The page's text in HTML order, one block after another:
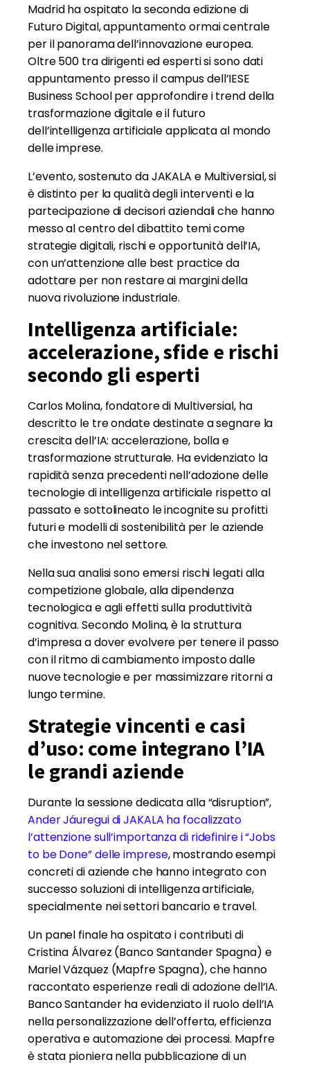
Madrid ha ospitato la seconda edizione di
Futuro Digital, appuntamento ormai centrale
per il panorama dell’innovazione europea.
Oltre 500 tra dirigenti ed esperti si sono dati
appuntamento presso il campus dell’IESE
Business School per approfondire i trend della
trasformazione digitale e il futuro
dell’intelligenza artificiale applicata al mondo
delle imprese.
L’evento, sostenuto da JAKALA e Multiversial, si
è distinto per la qualità degli interventi e la
partecipazione di decisori aziendali che hanno
messo al centro del dibattito temi come
strategie digitali, rischi e opportunità dell’IA,
con un’attenzione alle best practice da
adottare per non restare ai margini della
nuova rivoluzione industriale.
Intelligenza artificiale:
accelerazione, sfide e rischi
secondo gli esperti
Carlos Molina, fondatore di Multiversial, ha
descritto le tre ondate destinate a segnare la
crescita dell’IA: accelerazione, bolla e
trasformazione strutturale. Ha evidenziato la
rapidità senza precedenti nell’adozione delle
tecnologie di intelligenza artificiale rispetto al
passato e sottolineato le incognite su profitti
futuri e modelli di sostenibilità per le aziende
che investono nel settore.
Nella sua analisi sono emersi rischi legati alla
competizione globale, alla dipendenza
tecnologica e agli effetti sulla produttività
cognitiva. Secondo Molina, è la struttura
d’impresa a dover evolvere per tenere il passo
con il ritmo di cambiamento imposto dalle
nuove tecnologie e per massimizzare ritorni a
lungo termine.
Strategie vincenti e casi
d’uso: come integrano l’IA
le grandi aziende
Durante la sessione dedicata alla “disruption”,
Ander Jáuregui di JAKALA ha focalizzato
l’attenzione sull’importanza di ridefinire i “Jobs
to be Done” delle imprese, mostrando esempi
concreti di aziende che hanno integrato con
successo soluzioni di intelligenza artificiale,
specialmente nei settori bancario e travel.
Un panel finale ha ospitato i contributi di
Cristina Álvarez (Banco Santander Spagna) e
Mariel Vázquez (Mapfre Spagna), che hanno
raccontato esperienze reali di adozione dell’IA.
Banco Santander ha evidenziato il ruolo dell’IA
nella personalizzazione dell’offerta, efficienza
operativa e automazione dei processi. Mapfre
è stata pioniera nella pubblicazione di un